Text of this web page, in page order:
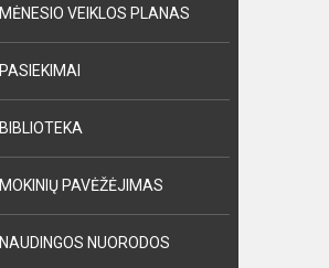
MĖNESIO VEIKLOS PLANAS
PASIEKIMAI
BIBLIOTEKA
MOKINIŲ PAVĖŽĖJIMAS
NAUDINGOS NUORODOS